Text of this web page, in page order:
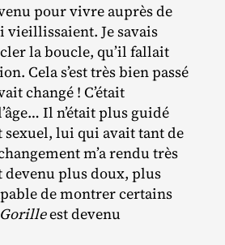
pour vivre auprès de
vieillissaient. Je savais
la boucle, qu’il fallait
Cela s’est très bien passé
changé ! C’était
Il n’était plus guidé
lui qui avait tant de
m’a rendu très
plus doux, plus
de montrer certains
est devenu